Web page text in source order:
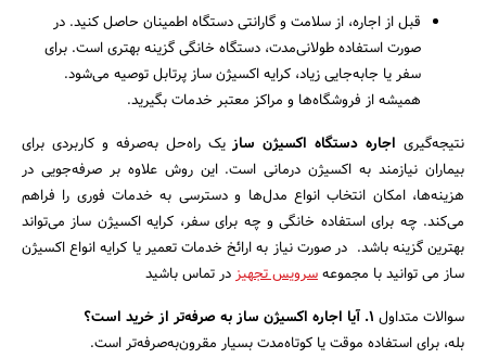
قبل از اجاره، از سلامت و گارانتی دستگاه اطمینان حاصل کنید. در
صورت استفاده طولانی‌مدت، دستگاه خانگی گزینه بهتری است. برای
سفر یا جابه‌جایی زیاد، کرایه اکسیژن ساز پرتابل توصیه می‌شود.
همیشه از فروشگاه‌ها و مراکز معتبر خدمات بگیرید.
نتیجه‌گیری اجاره دستگاه اکسیژن سازیک راه‌حل به‌صرفه و کاربردی برای
بیماران نیازمند به اکسیژن درمانی است. این روش علاوه بر صرفه‌جویی در
هزینه‌ها، امکان انتخاب انواع مدل‌ها و دسترسی به خدمات فوری را فراهم
می‌کند. چه برای استفاده خانگی و چه برای سفر، کرایه اکسیژن ساز می‌تواند
بهترین گزینه باشد. در صورت نیاز به ارائخ خدمات تعمیر یا کرایه انواع اکسیژن
ساز می توانید با مجموعهسرویس تجهیزدر تماس باشید
سوالات متداول 1. آیا اجاره اکسیژن ساز به صرفه‌تر از خرید است؟
بله، برای استفاده موقت یا کوتاه‌مدت بسیار مقرون‌به‌صرفه‌تر است.